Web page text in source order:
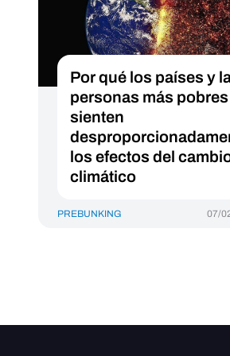
Por qué los países y
personas más pobres
sienten
los efectos del
climático
PREBUNKING 07/